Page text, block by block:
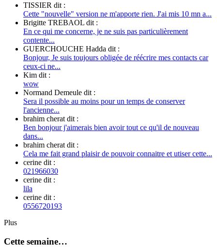
TISSIER dit :
Cette "nouvelle" version ne m'apporte rien. J'ai mis 10 mn a...
Brigitte TREBAOL dit :
En ce qui me concerne, je ne suis pas particulièrement
contente...
GUERCHOUCHE Hadda dit :
Bonjour, Je suis toujours obligée de réécrire mes contacts car
ceux-ci ne...
Kim dit :
wow
Normand Demeule dit :
Sera il possible au moins pour un temps de conserver
l'ancienne...
brahim cherat dit :
Ben bonjour j'aimerais bien avoir tout ce qu'il de nouveau
dans...
brahim cherat dit :
Cela me fait grand plaisir de pouvoir connaitre et utiser cette...
cerine dit :
021966030
cerine dit :
lila
cerine dit :
0556720193
Plus
Cette semaine…